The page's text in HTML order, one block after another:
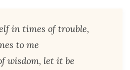
in times of trouble,
to me
wisdom, let it be